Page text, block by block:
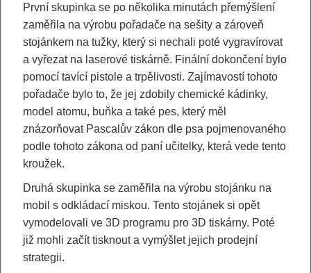
První skupinka se po několika minutách přemýšlení
zaměřila na výrobu pořadače na sešity a zároveň
stojánkem na tužky, který si nechali poté vygravírovat
a vyřezat na laserové tiskárně. Finální dokončení bylo
pomocí tavící pistole a trpělivosti. Zajímavostí tohoto
pořadače bylo to, že jej zdobily chemické kádinky,
model atomu, buňka a také pes, který měl
znázorňovat Pascalův zákon dle psa pojmenovaného
podle tohoto zákona od paní učitelky, která vede tento
kroužek.
Druhá skupinka se zaměřila na výrobu stojánku na
mobil s odkládací miskou. Tento stojánek si opět
vymodelovali ve 3D programu pro 3D tiskárny. Poté
již mohli začít tisknout a vymýšlet jejich prodejní
strategii.